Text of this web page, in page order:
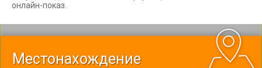
онлайн-показ.
Местонахождение